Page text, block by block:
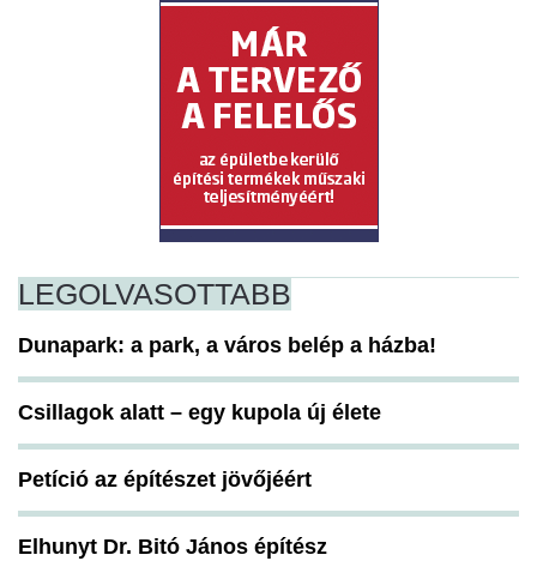
LEGOLVASOTTABB
Dunapark: a park, a város belép a házba!
Csillagok alatt – egy kupola új élete
Petíció az építészet jövőjéért
Elhunyt Dr. Bitó János építész